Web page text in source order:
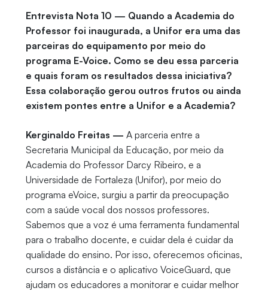
Entrevista Nota 10 — Quando a Academia do
Professor foi inaugurada, a Unifor era uma das
parceiras do equipamento por meio do
programa E-Voice. Como se deu essa parceria
e quais foram os resultados dessa iniciativa?
Essa colaboração gerou outros frutos ou ainda
existem pontes entre a Unifor e a Academia?
Kerginaldo Freitas — A parceria entre a
Secretaria Municipal da Educação, por meio da
Academia do Professor Darcy Ribeiro, e a
Universidade de Fortaleza (Unifor), por meio do
programa eVoice, surgiu a partir da preocupação
com a saúde vocal dos nossos professores.
Sabemos que a voz é uma ferramenta fundamental
para o trabalho docente, e cuidar dela é cuidar da
qualidade do ensino. Por isso, oferecemos oficinas,
cursos a distância e o aplicativo VoiceGuard, que
ajudam os educadores a monitorar e cuidar melhor